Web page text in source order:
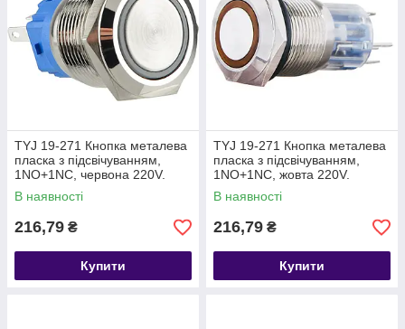
TYJ 19-271 Кнопка металева
пласка з підсвічуванням,
1NO+1NC, червона 220V.
В наявності
216,79 ₴
Купити
TYJ 19-271 Кнопка металева
пласка з підсвічуванням,
1NO+1NC, жовта 220V.
В наявності
216,79 ₴
Купити